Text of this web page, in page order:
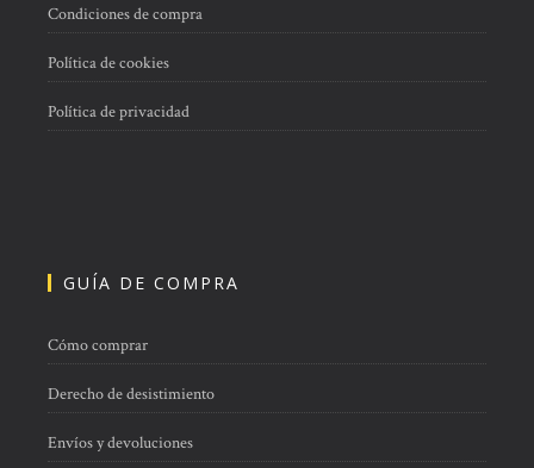
Condiciones de compra
Política de cookies
Política de privacidad
GUÍA DE COMPRA
Cómo comprar
Derecho de desistimiento
Envíos y devoluciones